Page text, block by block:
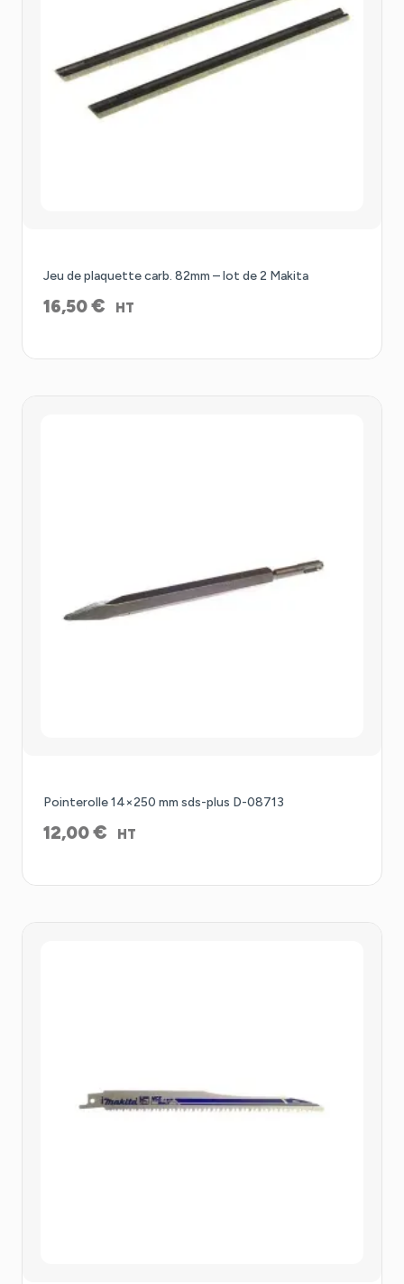
Jeu de plaquette carb. 82mm – lot de 2 Makita
16,50€ HT
Pointerolle 14×250 mm sds-plus D-08713
12,00€ HT